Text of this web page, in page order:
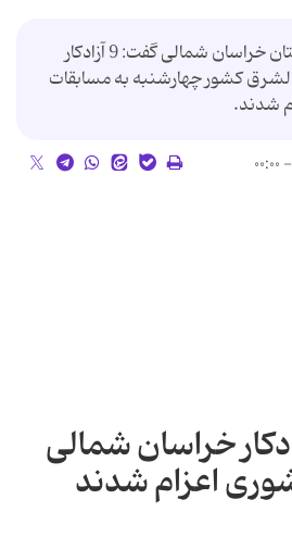
رئیس هیات کشتی استان خراسان شمالی گفت: 9 آزادکار
کشور چهارشنبه به مسابقات
شدند.
خراسان شمالی
اعزام شدند